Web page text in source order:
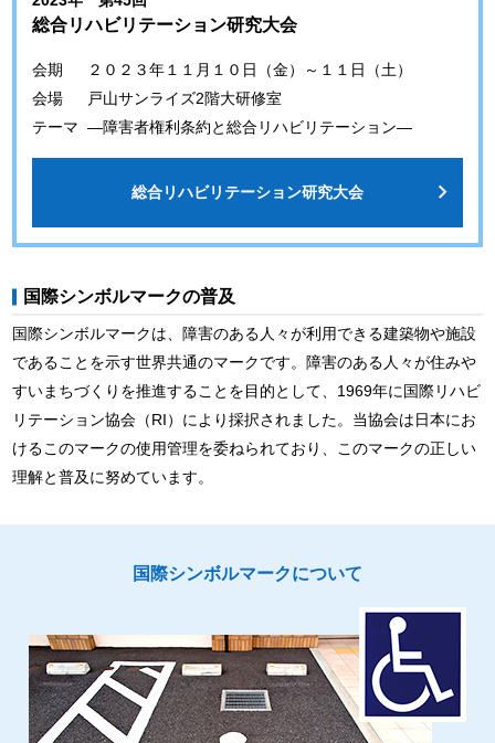
総合リハビリテーション研究大会
会期
２０２３年１１月１０日（金）～１１日（土）
会場
戸山サンライズ2階大研修室
テーマ ―障害者権利条約と総合リハビリテーション―
総合リハビリテーション研究大会
国際シンボルマークの普及
国際シンボルマークは、障害のある人々が利用できる建築物や施設
であることを示す世界共通のマークです。障害のある人々が住みや
すいまちづくりを推進することを目的として、1969年に国際リハビ
リテーション協会（RI）により採択されました。当協会は日本にお
けるこのマークの使用管理を委ねられており、このマークの正しい
理解と普及に努めています。
国際シンボルマークについて